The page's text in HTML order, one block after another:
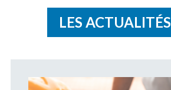
LES ACTUALITÉS